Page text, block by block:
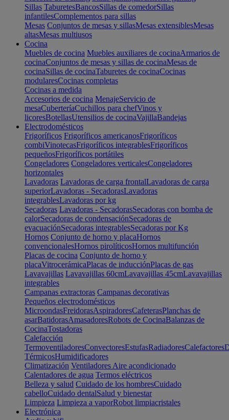
Sillas TaburetesBancosSillas de comedorSillas
infantilesComplementos para sillas
Mesas Conjuntos de mesas y sillasMesas extensiblesMesas
altasMesas multiusos
Cocina
Muebles de cocina Muebles auxiliares de cocinaArmarios de
cocinaConjuntos de mesas y sillas de cocinaMesas de
cocinaSillas de cocinaTaburetes de cocinaCocinas
modularesCocinas completas
Cocinas a medida
Accesorios de cocina MenajeServicio de
mesaCuberteríaCuchillos para chefVinos y
licoresBotellasUtensilios de cocinaVajillaBandejas
Electrodomésticos
Frigoríficos Frigoríficos americanosFrigoríficos
combiVinotecasFrigoríficos integrablesFrigoríficos
pequeñosFrigoríficos portátiles
Congeladores Congeladores verticalesCongeladores
horizontales
Lavadoras Lavadoras de carga frontalLavadoras de carga
superiorLavadoras - SecadorasLavadoras
integrablesLavadoras por kg
Secadoras Lavadoras - SecadorasSecadoras con bomba de
calorSecadoras de condensaciónSecadoras de
evacuaciónSecadoras integrablesSecadoras por Kg
Hornos Conjunto de horno y placaHornos
convencionalesHornos pirolíticosHornos multifunción
Placas de cocina Conjunto de horno y
placaVitrocerámicaPlacas de inducciónPlacas de gas
Lavavajillas Lavavajillas 60cmLavavajillas 45cmLavavajillas
integrables
Campanas extractoras Campanas decorativas
Pequeños electrodomésticos
MicroondasFreidorasAspiradoresCafeterasPlanchas de
asarBatidorasAmasadoresRobots de CocinaBalanzas de
CocinaTostadoras
Calefacción
TermoventiladoresConvectoresEstufasRadiadoresCalefactores
TérmicosHumidificadores
Climatización Ventiladores Aire acondicionado
Calentadores de agua Termos eléctricos
Belleza y salud Cuidado de los hombresCuidado
cabelloCuidado dentalSalud y bienestar
Limpieza Limpieza a vaporRobot limpiacristales
Electrónica